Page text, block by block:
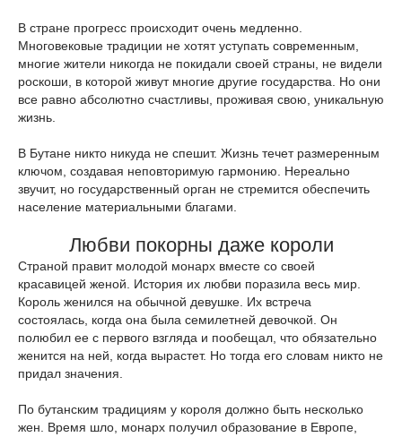
В стране прогресс происходит очень медленно.
Многовековые традиции не хотят уступать современным,
многие жители никогда не покидали своей страны, не видели
роскоши, в которой живут многие другие государства. Но они
все равно абсолютно счастливы, проживая свою, уникальную
жизнь.
В Бутане никто никуда не спешит. Жизнь течет размеренным
ключом, создавая неповторимую гармонию. Нереально
звучит, но государственный орган не стремится обеспечить
население материальными благами.
Любви покорны даже короли
Страной правит молодой монарх вместе со своей
красавицей женой. История их любви поразила весь мир.
Король женился на обычной девушке. Их встреча
состоялась, когда она была семилетней девочкой. Он
полюбил ее с первого взгляда и пообещал, что обязательно
женится на ней, когда вырастет. Но тогда его словам никто не
придал значения.
По бутанским традициям у короля должно быть несколько
жен. Время шло, монарх получил образование в Европе,